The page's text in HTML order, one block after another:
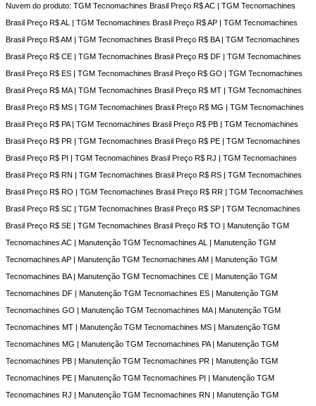
Nuvem do produto: TGM Tecnomachines Brasil Preço R$ AC | TGM Tecnomachines
Brasil Preço R$ AL | TGM Tecnomachines Brasil Preço R$ AP | TGM Tecnomachines
Brasil Preço R$ AM | TGM Tecnomachines Brasil Preço R$ BA | TGM Tecnomachines
Brasil Preço R$ CE | TGM Tecnomachines Brasil Preço R$ DF | TGM Tecnomachines
Brasil Preço R$ ES | TGM Tecnomachines Brasil Preço R$ GO | TGM Tecnomachines
Brasil Preço R$ MA | TGM Tecnomachines Brasil Preço R$ MT | TGM Tecnomachines
Brasil Preço R$ MS | TGM Tecnomachines Brasil Preço R$ MG | TGM Tecnomachines
Brasil Preço R$ PA | TGM Tecnomachines Brasil Preço R$ PB | TGM Tecnomachines
Brasil Preço R$ PR | TGM Tecnomachines Brasil Preço R$ PE | TGM Tecnomachines
Brasil Preço R$ PI | TGM Tecnomachines Brasil Preço R$ RJ | TGM Tecnomachines
Brasil Preço R$ RN | TGM Tecnomachines Brasil Preço R$ RS | TGM Tecnomachines
Brasil Preço R$ RO | TGM Tecnomachines Brasil Preço R$ RR | TGM Tecnomachines
Brasil Preço R$ SC | TGM Tecnomachines Brasil Preço R$ SP | TGM Tecnomachines
Brasil Preço R$ SE | TGM Tecnomachines Brasil Preço R$ TO | Manutenção TGM
Tecnomachines AC | Manutenção TGM Tecnomachines AL | Manutenção TGM
Tecnomachines AP | Manutenção TGM Tecnomachines AM | Manutenção TGM
Tecnomachines BA | Manutenção TGM Tecnomachines CE | Manutenção TGM
Tecnomachines DF | Manutenção TGM Tecnomachines ES | Manutenção TGM
Tecnomachines GO | Manutenção TGM Tecnomachines MA | Manutenção TGM
Tecnomachines MT | Manutenção TGM Tecnomachines MS | Manutenção TGM
Tecnomachines MG | Manutenção TGM Tecnomachines PA | Manutenção TGM
Tecnomachines PB | Manutenção TGM Tecnomachines PR | Manutenção TGM
Tecnomachines PE | Manutenção TGM Tecnomachines PI | Manutenção TGM
Tecnomachines RJ | Manutenção TGM Tecnomachines RN | Manutenção TGM